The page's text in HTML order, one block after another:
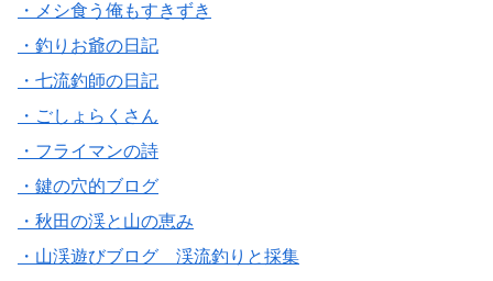
・メシ食う俺もすきずき
・釣りお爺の日記
・七流釣師の日記
・ごしょらくさん
・フライマンの詩
・鍵の穴的ブログ
・秋田の渓と山の恵み
・山渓遊びブログ 渓流釣りと採集